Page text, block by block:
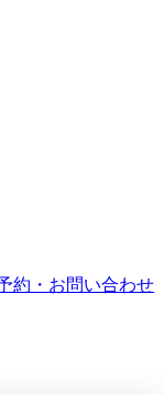
約・お問い合わせ